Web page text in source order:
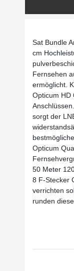
Sat Bundle
cm
Fernsehen
ermöglicht.
Opticum HD
Anschlüssen.
sorgt der
Opticum
50 Meter
8 F-Stecker
verrichten
runden